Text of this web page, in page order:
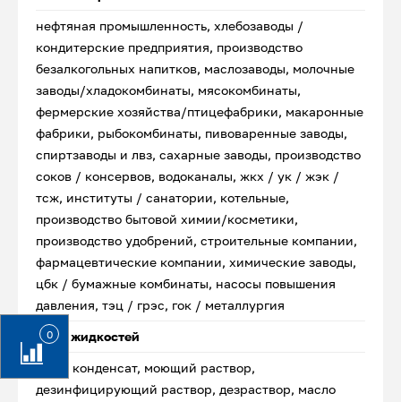
0
нефтяная промышленность, хлебозаводы /
кондитерские предприятия, производство
безалкогольных напитков, маслозаводы, молочные
заводы/хладокомбинаты, мясокомбинаты,
фермерские хозяйства/птицефабрики, макаронные
фабрики, рыбокомбинаты, пивоваренные заводы,
спиртзаводы и лвз, сахарные заводы, производство
соков / консервов, водоканалы, жкх / ук / жэк /
тсж, институты / санатории, котельные,
производство бытовой химии/косметики,
производство удобрений, строительные компании,
фармацевтические компании, химические заводы,
цбк / бумажные комбинаты, насосы повышения
давления, тэц / грэс, гок / металлургия
Типы жидкостей
Вода, конденсат, моющий раствор,
дезинфицирующий раствор, дезраствор, масло